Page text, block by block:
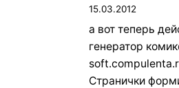
15.03.2012
а вот теперь
генератор
Странички